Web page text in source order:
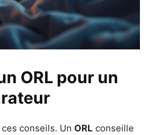
ORL pour un
conseils. Un ORL conseille